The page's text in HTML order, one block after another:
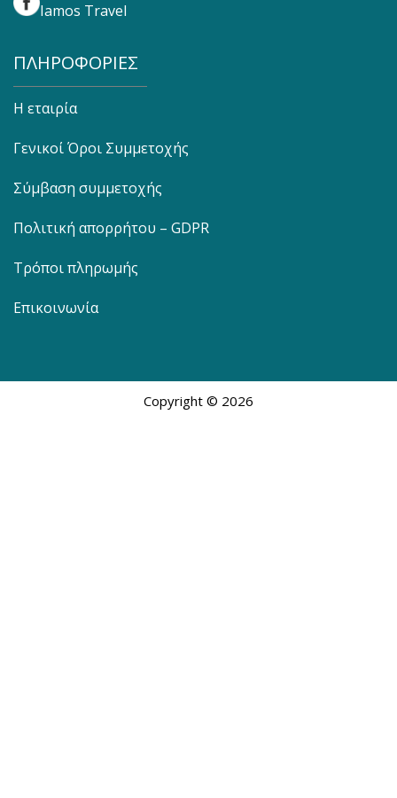
Iamos Travel
ΠΛΗΡΟΦΟΡΊΕΣ
Η εταιρία
Γενικοί Όροι Συμμετοχής
Σύμβαση συμμετοχής
Πολιτική απορρήτου – GDPR
Τρόποι πληρωμής
Επικοινωνία
Copyright © 2026